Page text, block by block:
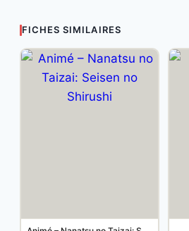
FICHES SIMILAIRES